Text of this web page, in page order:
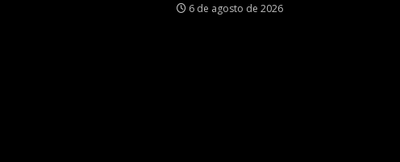
6 de agosto de 2026